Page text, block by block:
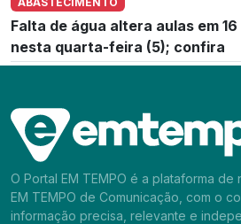
Falta de água altera aulas em
nesta quarta-feira (5); confira
O Portal EM TEMPO é a plataforma de
EM TEMPO de Comunicação, com o
informação precisa, relevante e